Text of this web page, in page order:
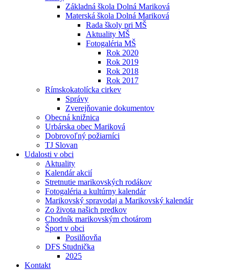
Základná škola Dolná Mariková
Materská škola Dolná Mariková
Rada školy pri MŠ
Aktuality MŠ
Fotogaléria MŠ
Rok 2020
Rok 2019
Rok 2018
Rok 2017
Rímskokatolícka cirkev
Správy
Zverejňovanie dokumentov
Obecná knižnica
Urbárska obec Mariková
Dobrovoľný požiarníci
TJ Slovan
Udalosti v obci
Aktuality
Kalendár akcií
Stretnutie marikovských rodákov
Fotogaléria a kultúrny kalendár
Marikovský spravodaj a Marikovský kalendár
Zo života našich predkov
Chodník marikovským chotárom
Šport v obci
Posilňovňa
DFS Studnička
2025
Kontakt